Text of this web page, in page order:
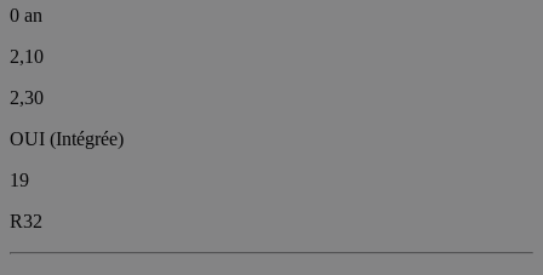
0 an
2,10
2,30
OUI (Intégrée)
19
R32